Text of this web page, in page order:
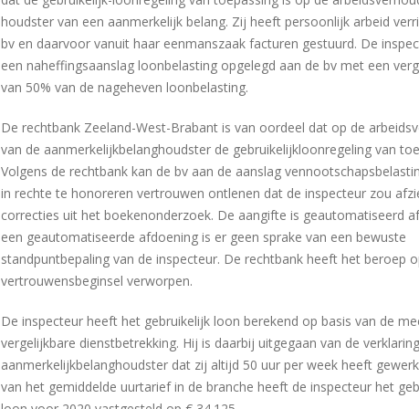
houdster van een aanmerkelijk belang. Zij heeft persoonlijk arbeid
bv en daarvoor vanuit haar eenmanszaak facturen gestuurd. De
een naheffingsaanslag loonbelasting opgelegd aan de bv met een
van 50% van de nageheven loonbelasting.
De rechtbank Zeeland-West-Brabant is van oordeel dat op de
van de aanmerkelijkbelanghoudster de gebruikelijkloonregeling van
Volgens de rechtbank kan de bv aan de aanslag
in rechte te honoreren vertrouwen ontlenen dat de inspecteur zou
correcties uit het boekenonderzoek. De aangifte is geautomatiseerd
een geautomatiseerde afdoening is er geen sprake van een bewuste
standpuntbepaling van de inspecteur. De rechtbank heeft het beroep
vertrouwensbeginsel verworpen.
De inspecteur heeft het gebruikelijk loon berekend op basis van de
vergelijkbare dienstbetrekking. Hij is daarbij uitgegaan van de
aanmerkelijkbelanghoudster dat zij altijd 50 uur per week heeft
van het gemiddelde uurtarief in de branche heeft de inspecteur het